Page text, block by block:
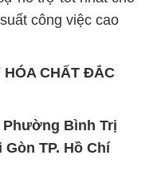
công việc cao
HÓA CHẤT ĐẮC
Phường Bình Trị
TP. Hồ Chí